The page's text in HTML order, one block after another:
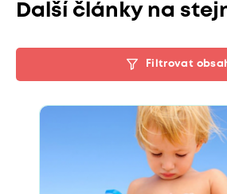
Další články na
Filtrovat